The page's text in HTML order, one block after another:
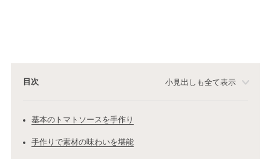
目次 小見出しも全て表示
基本のトマトソースを手作り
手作りで素材の味わいを堪能